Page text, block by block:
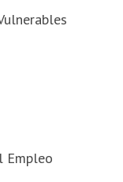
Empleo